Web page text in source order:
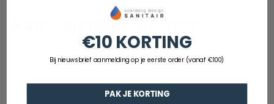
Aanvullende informatie
8720701502253
GGFS60
€10 KORTING
Bij nieuwsbrief aanmelding op je eerste order (vanaf €100)
PAK JE KORTING